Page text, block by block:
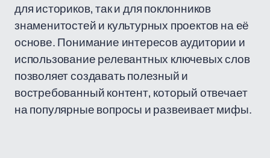
для историков, так и для поклонников
знаменитостей и культурных проектов на её
основе. Понимание интересов аудитории и
использование релевантных ключевых слов
позволяет создавать полезный и
востребованный контент, который отвечает
на популярные вопросы и развеивает мифы.